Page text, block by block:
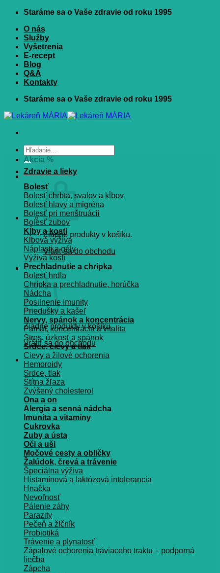
Skip
content
Staráme sa o Vaše zdravie od roku 1995
O nás
Služby
Vyšetrenia
E-recept
Blog
Q&A
Kontakty
Staráme sa o Vaše zdravie od roku 1995
Hľadať:
Žiadne produkty v košíku.
Vrátiť sa do obchodu
Košík
Žiadne produkty v košíku.
Vrátiť sa do obchodu
Akcia %
Zdravie a lieky
Bolesť
Bolesť chrbta, svalov a kĺbov
Bolesť hlavy a migréna
Bolesť pri menštruácii
Bolesť zubov
Kĺby a kosti
Kĺbová výživa
Náplasti a gély
Výživa kostí
Prechladnutie a chrípka
Bolesť hrdla
Chrípka a prechladnutie, horúčka
Nádcha
Posilnenie imunity
Priedušky a kašeľ
Nervy, spánok a koncentrácia
Pamät, koncentrácia a vitalita
Stres, úzkosť a spánok
Srdce, cievy a tlak
Cievy a žilové ochorenia
Hemoroidy
Srdce, tlak
Štítna žľaza
Zvýšený cholesterol
Ona a on
Alergia a senná nádcha
Imunita a vitamíny
Cukrovka
Zuby a ústa
Oči a uši
Močové cesty a obličky
Žalúdok, črevá a trávenie
Špeciálna výživa
Histamínová a laktózová intolerancia
Hnačka
Nevoľnosť
Pálenie záhy
Parazity
Pečeň a žlčník
Probiotiká
Trávenie a plynatosť
Zápalové ochorenia tráviaceho traktu – podporná
liečba
Zápcha